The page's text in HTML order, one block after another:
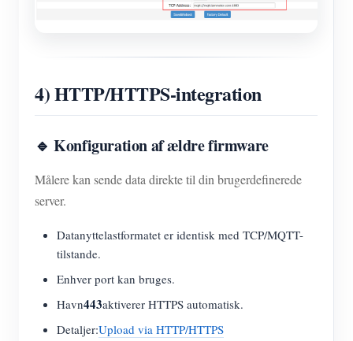
4) HTTP/HTTPS-integration
🔹 Konfiguration af ældre firmware
Målere kan sende data direkte til din brugerdefinerede
server.
Datanyttelastformatet er identisk med TCP/MQTT-
tilstande.
Enhver port kan bruges.
Havn443aktiverer HTTPS automatisk.
Detaljer:Upload via HTTP/HTTPS